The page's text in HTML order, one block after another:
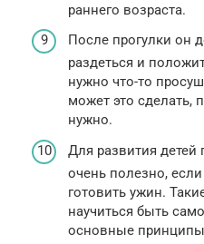
раннего возраста.
После прогулки он
раздеться и
нужно что-то
может это сделать,
нужно.
Для развития
очень полезно,
готовить ужин.
научиться быть
основные принципы